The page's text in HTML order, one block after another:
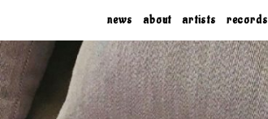
news about artists records